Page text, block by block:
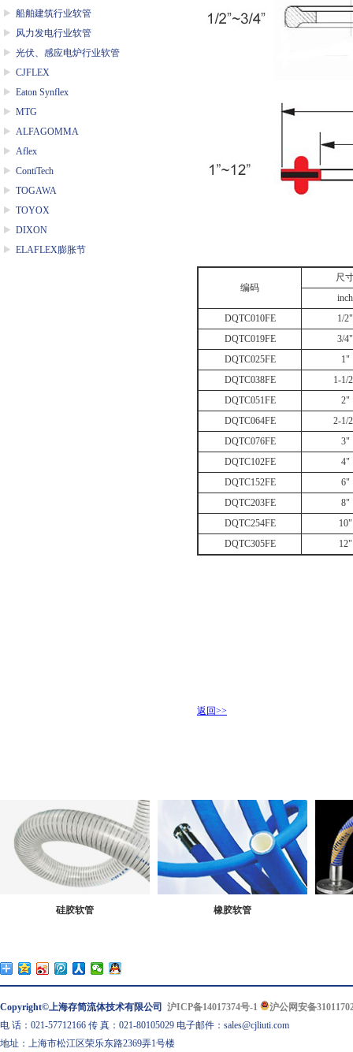
船舶建筑行业软管
风力发电行业软管
光伏、感应电炉行业软管
CJFLEX
Eaton Synflex
MTG
ALFAGOMMA
Aflex
ContiTech
TOGAWA
TOYOX
DIXON
ELAFLEX膨胀节
编码
尺
inch
DQTC010FE
1/2"
DQTC019FE
3/4"
DQTC025FE
1"
DQTC038FE
1-1/
DQTC051FE
2"
DQTC064FE
2-1/
DQTC076FE
3"
DQTC102FE
4"
DQTC152FE
6"
DQTC203FE
8"
DQTC254FE
10"
DQTC305FE
12"
返回>>
硅胶软管 橡胶软管
Copyright©上海存简流体技术有限公司 沪ICP备14017374号-1
沪公网安备
电 话：021-57712166 传 真：021-80105029 电子邮件：sales@cjliuti.com
地址：上海市松江区荣乐东路2369弄1号楼